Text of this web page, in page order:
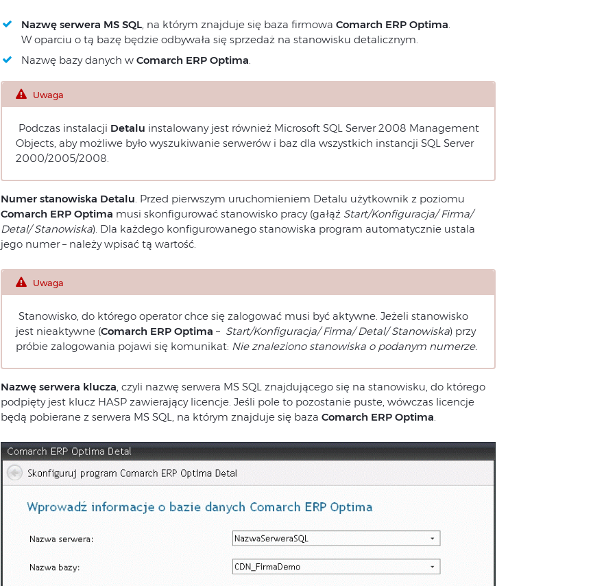
Nazwę serwera MS SQL, na którym znajduje się baza firmowa Comarch ERP Optima
W oparciu o tą bazę będzie odbywała się sprzedaż na stanowisku detalicznym.
Nazwę bazy danych w Comarch ERP Optima
Uwaga
Podczas instalacji Detalu instalowany jest również Microsoft SQL Server 2008 Management
Objects, aby możliwe było wyszukiwanie serwerów i baz dla wszystkich instancji SQL Server
2000/2005/2008.
Numer stanowiska Detalu . Przed pierwszym uruchomieniem Detalu użytkownik z poziomu
Comarch ERP Optima musi skonfigurować stanowisko pracy (gałąź Start/Konfiguracja/ Firma/
Detal/ Stanowiska). Dla każdego konfigurowanego stanowiska program automatycznie ustala
jego numer – należy wpisać tą wartość.
Uwaga
Stanowisko, do którego operator chce się zalogować musi być aktywne. Jeżeli stanowisko
jest nieaktywne (Comarch ERP Optima – Start/Konfiguracja/ Firma/ Detal/ Stanowiska) przy
próbie zalogowania pojawi się komunikat: Nie znaleziono stanowiska o podanym numerze.
Nazwę serwera klucza , czyli nazwę serwera MS SQL znajdującego się na stanowisku, do którego
podpięty jest klucz HASP zawierający licencje. Jeśli pole to pozostanie puste, wówczas licencje
będą pobierane z serwera MS SQL, na którym znajduje się baza Comarch ERP Optima